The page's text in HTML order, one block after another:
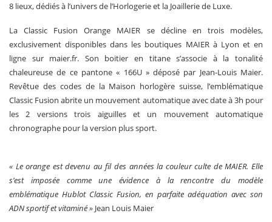
8 lieux, dédiés à l’univers de l’Horlogerie et la Joaillerie de Luxe.
La Classic Fusion Orange MAIER se décline en trois modèles,
exclusivement disponibles dans les boutiques MAIER à Lyon et en
ligne sur maier.fr. Son boitier en titane s’associe à la tonalité
chaleureuse de ce pantone « 166U » déposé par Jean-Louis Maier.
Revêtue des codes de la Maison horlogère suisse, l’emblématique
Classic Fusion abrite un mouvement automatique avec date à 3h pour
les 2 versions trois aiguilles et un mouvement automatique
chronographe pour la version plus sport.
« Le orange est devenu au fil des années la couleur culte de MAIER. Elle
s’est imposée comme une évidence à la rencontre du modèle
emblématique Hublot Classic Fusion, en parfaite adéquation avec son
ADN sportif et vitaminé » Jean Louis Maier